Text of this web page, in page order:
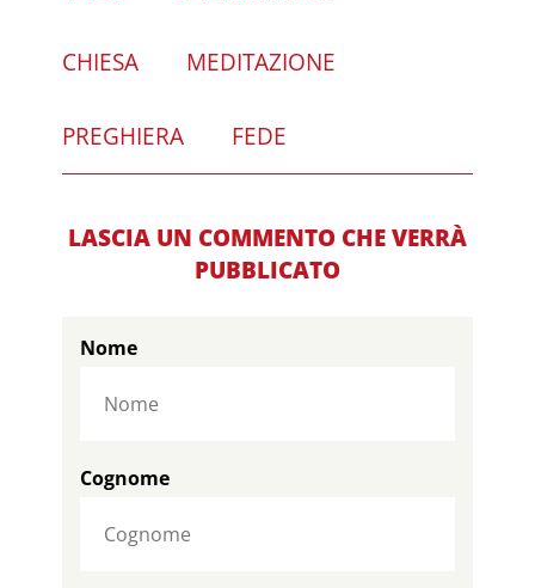
CHIESA MEDITAZIONE
PREGHIERA FEDE
LASCIA UN COMMENTO CHE VERRÀ
PUBBLICATO
Nome
Cognome